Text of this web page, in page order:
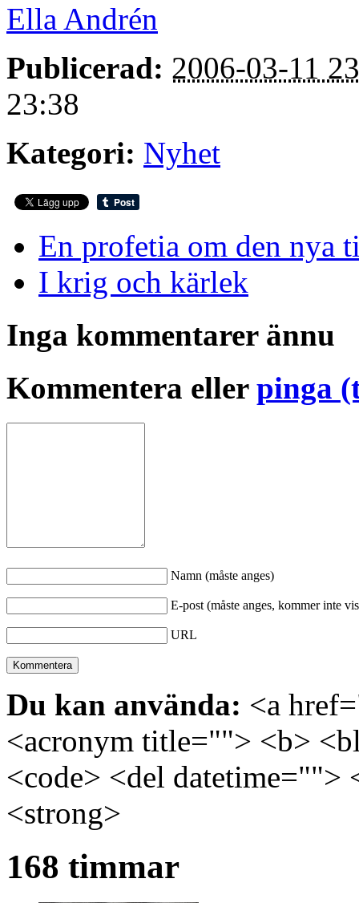
Ella Andrén
Publicerad: 2006-03-11
23:38
Kategori: Nyhet
En profetia om den nya
I krig och kärlek
Inga kommentarer ännu
Kommentera eller pinga
Namn (måste anges)
E-post (måste anges, kommer inte
URL
Du kan använda: <a
<acronym title=""> <b>
<code> <del
<strong>
168 timmar